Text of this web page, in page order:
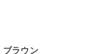
ブラウン